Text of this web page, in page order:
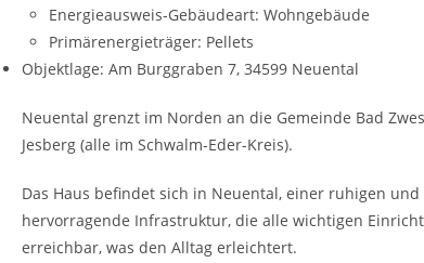
Energieausweis-Gebäudeart: Wohngebäude
Primärenergieträger: Pellets
Objektlage: Am Burggraben 7, 34599 Neuental
Neuental grenzt im Norden an die Gemeinde Bad
Jesberg (alle im Schwalm-Eder-Kreis).
Das Haus befindet sich in Neuental, einer ruhigen
hervorragende Infrastruktur, die alle wichtigen
erreichbar, was den Alltag erleichtert.